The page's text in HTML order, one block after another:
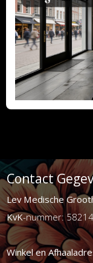
Contact
Lev Medische
KvK-nummer:
Winkel en